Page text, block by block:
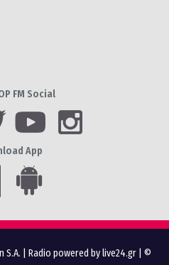
FM Social
App
S.A. Radio powered by live24.gr | ©